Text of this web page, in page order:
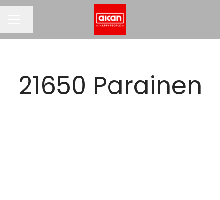
21650 Parainen